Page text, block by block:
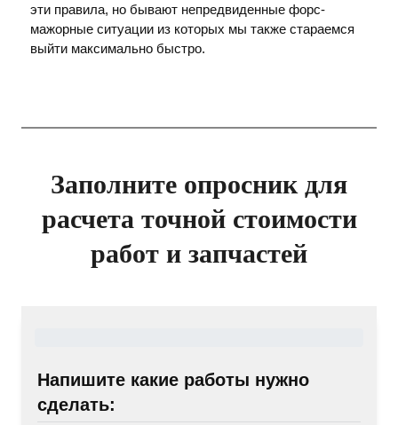
эти правила, но бывают непредвиденные форс-
мажорные ситуации из которых мы также стараемся
выйти максимально быстро.
Заполните опросник для
расчета точной стоимости
работ и запчастей
Напишите какие работы нужно
сделать: